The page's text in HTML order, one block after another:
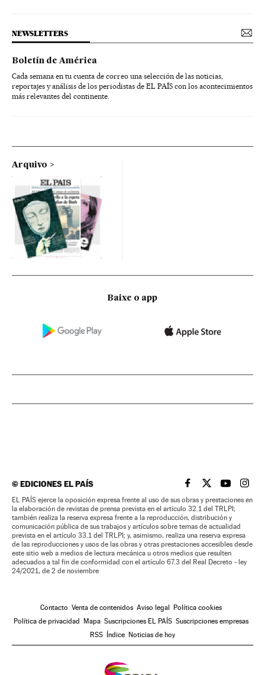
NEWSLETTERS
Boletín de América
Cada semana en tu cuenta de correo una selección de las noticias,
reportajes y análisis de los periodistas de EL PAÍS con los acontecimientos
más relevantes del continente.
Arquivo
Baixe o app
©EDICIONES EL PAÍS EL PAÍS BRASIL EN
EL PAÍSEL PAÍS
EL
EL PAÍS ejerce la oposición expresa frente al uso de sus obras y prestaciones en
la elaboración de revistas de prensa prevista en el artículo 32.1 del TRLPI;
también realiza la reserva expresa frente a la reproducción, distribución y
comunicación pública de sus trabajos y artículos sobre temas de actualidad
prevista en el artículo 33.1 del TRLPI; y, asimismo, realiza una reserva expresa
de las reproducciones y usos de las obras y otras prestaciones accesibles desde
este sitio web a medios de lectura mecánica u otros medios que resulten
adecuados a tal fin de conformidad con el artículo 67.3 del Real Decreto - ley
24/2021, de 2 de noviembre
Contacto Venta de contenidos Aviso legal Política cookies
Política de privacidad Mapa Suscripciones EL PAÍS Suscripciones empresas
RSS Índice Noticias de hoy